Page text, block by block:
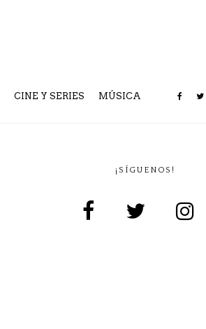
CINE Y SERIES MÚSICA
¡SÍGUENOS!